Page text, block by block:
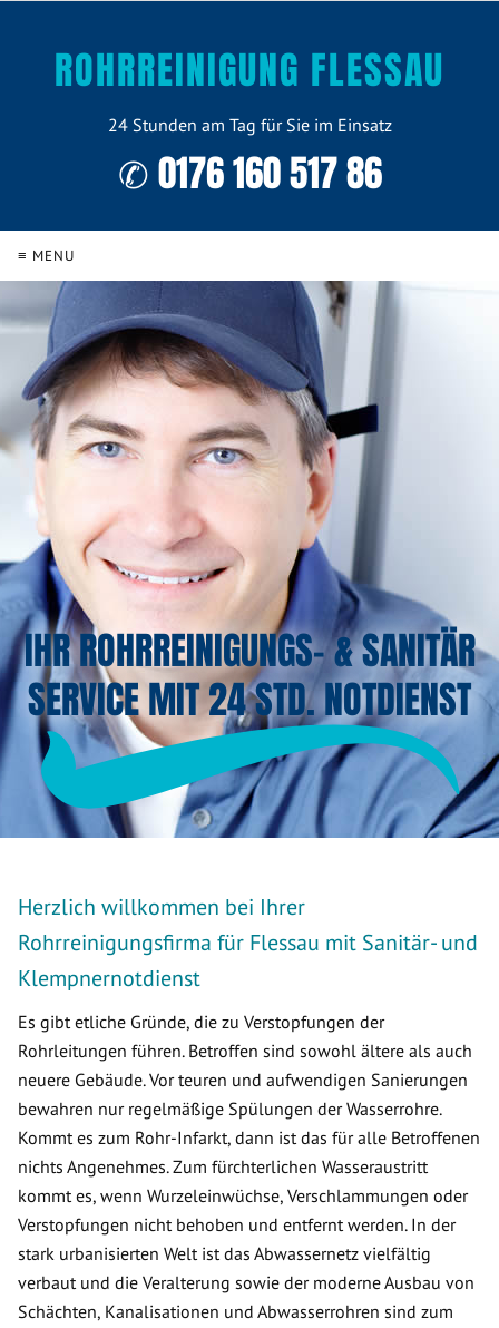
ROHRREINIGUNG FLESSAU
24 Stunden am Tag für Sie im Einsatz
✆ 0176 160 517 86
≡ MENU
IHR ROHRREINIGUNGS- & SANITÄR
SERVICE MIT 24 STD. NOTDIENST
Herzlich willkommen bei Ihrer
Rohrreinigungsfirma für Flessau mit Sanitär- und
Klempnernotdienst
Es gibt etliche Gründe, die zu Verstopfungen der
Rohrleitungen führen. Betroffen sind sowohl ältere als auch
neuere Gebäude. Vor teuren und aufwendigen Sanierungen
bewahren nur regelmäßige Spülungen der Wasserrohre.
Kommt es zum Rohr-Infarkt, dann ist das für alle Betroffenen
nichts Angenehmes. Zum fürchterlichen Wasseraustritt
kommt es, wenn Wurzeleinwüchse, Verschlammungen oder
Verstopfungen nicht behoben und entfernt werden. In der
stark urbanisierten Welt ist das Abwassernetz vielfältig
verbaut und die Veralterung sowie der moderne Ausbau von
Schächten, Kanalisationen und Abwasserrohren sind zum